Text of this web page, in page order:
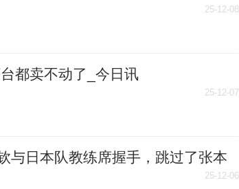
25-12-08
都卖不动了_今日讯
25-12-07
与日本队教练席握手，跳过了张本
25-12-06